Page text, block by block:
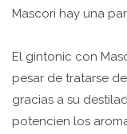
Mascori hay una
El gintonic con
pesar de tratarse
gracias a su
potencien los